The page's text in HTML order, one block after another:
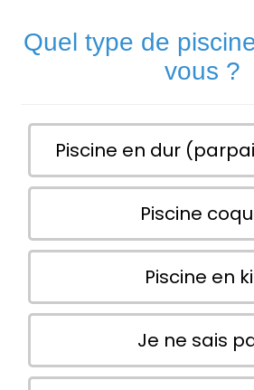
Quel type de
vous ?
Piscine en dur
Piscine
Piscine en
Je ne sais